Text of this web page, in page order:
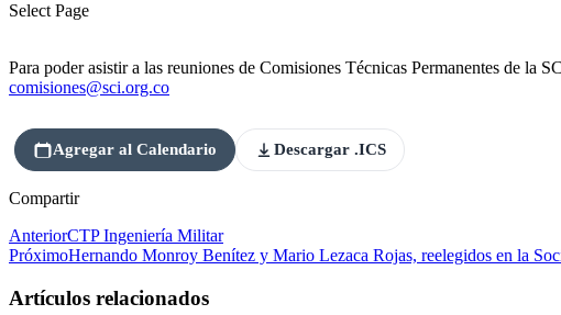
Select Page
Para poder asistir a las reuniones de Comisiones Técnicas Permanentes de la
comisiones@sci.org.co
Agregar al Calendario Descargar .ICS
Compartir
AnteriorCTP Ingeniería Militar
PróximoHernando Monroy Benítez y Mario Lezaca Rojas, reelegidos en la
Artículos relacionados